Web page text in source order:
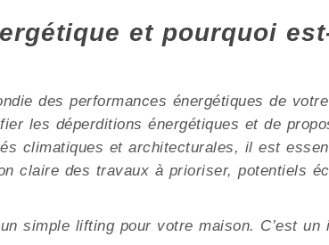
et pourquoi
des performances énergétiques de
les déperditions énergétiques et de
climatiques et architecturales, il est
claire des travaux à prioriser, potentiels
simple lifting pour votre maison. C’est